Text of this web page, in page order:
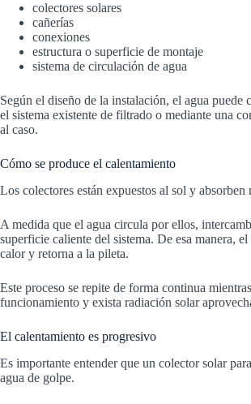
colectores solares
cañerías
conexiones
estructura o superficie de montaje
sistema de circulación de agua
Según el diseño de la instalación, el agua puede
el sistema existente de filtrado o mediante una
al caso.
Cómo se produce el calentamiento
Los colectores están expuestos al sol y absorben
A medida que el agua circula por ellos,
superficie caliente del sistema. De esa manera,
calor y retorna a la pileta.
Este proceso se repite de forma continua
funcionamiento y exista radiación solar
El calentamiento es progresivo
Es importante entender que un colector solar
agua de golpe.